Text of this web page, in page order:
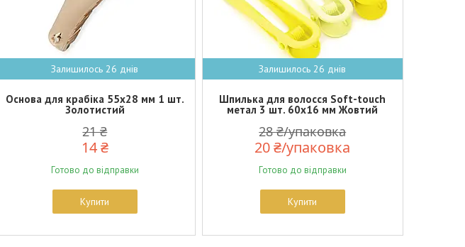
Залишилось 26 днів
Основа для крабіка 55х28 мм 1 шт.
Золотистий
21 ₴
14 ₴
Готово до відправки
Купити
Залишилось 26 днів
Шпилька для волосся Soft-touch
метал 3 шт. 60х16 мм Жовтий
28 ₴/упаковка
20 ₴/упаковка
Готово до відправки
Купити